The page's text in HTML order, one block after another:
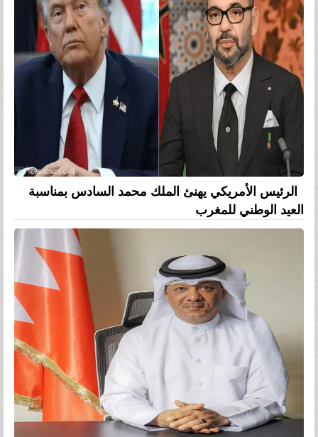
الرئيس الأمريكي يهنئ الملك محمد السادس بمناسبة
العيد الوطني للمغرب